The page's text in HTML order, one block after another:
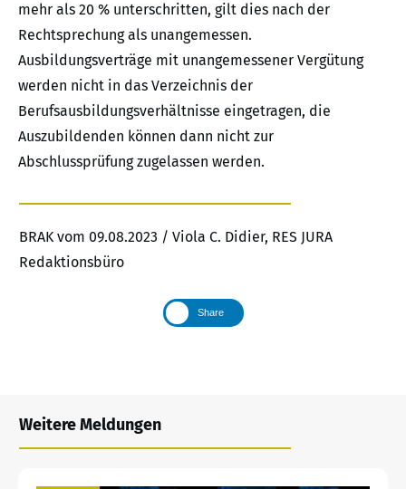
mehr als 20 % unterschritten, gilt dies nach der
Rechtsprechung als unangemessen.
Ausbildungsverträge mit unangemessener Vergütung
werden nicht in das Verzeichnis der
Berufsausbildungsverhältnisse eingetragen, die
Auszubildenden können dann nicht zur
Abschlussprüfung zugelassen werden.
BRAK vom 09.08.2023 / Viola C. Didier, RES JURA
Redaktionsbüro
Share
Weitere Meldungen